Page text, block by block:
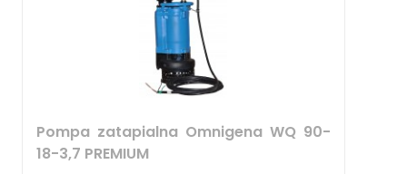
Pompa zatapialna Omnigena WQ 90-
18-3,7 PREMIUM